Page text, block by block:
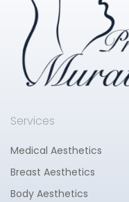
Services
Medical Aesthetics
Breast Aesthetics
Body Aesthetics